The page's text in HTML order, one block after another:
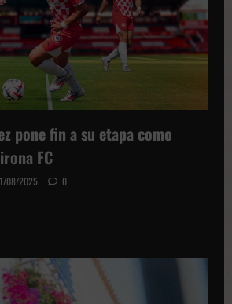
pone fin a su etapa como
FC
08/2025 0